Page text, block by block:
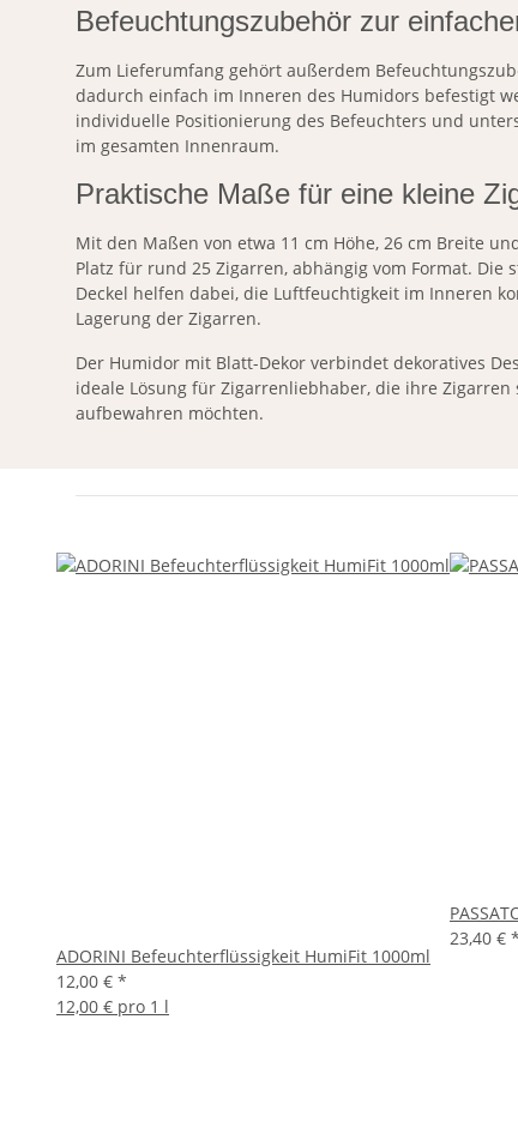
Befeuchtungszubehör zur
Zum Lieferumfang gehört außerdem
dadurch einfach im Inneren des Humidors befestigt
individuelle Positionierung des Befeuchters und
im gesamten Innenraum.
Praktische Maße für eine kleine
Mit den Maßen von etwa 11 cm Höhe, 26 cm Breite
Platz für rund 25 Zigarren, abhängig vom Format.
Deckel helfen dabei, die Luftfeuchtigkeit im Inneren
Lagerung der Zigarren.
Der Humidor mit Blatt-Dekor verbindet dekoratives
ideale Lösung für Zigarrenliebhaber, die ihre
aufbewahren möchten.
ADORINI Befeuchterflüssigkeit HumiFit 1000ml
12,00 € *
12,00 € pro 1 l
23,40 € *